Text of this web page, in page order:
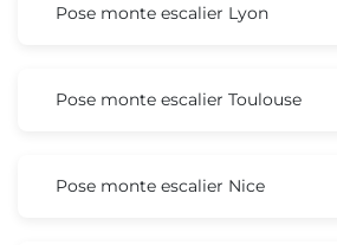
Pose monte escalier Lyon
Pose monte escalier Toulouse
Pose monte escalier Nice